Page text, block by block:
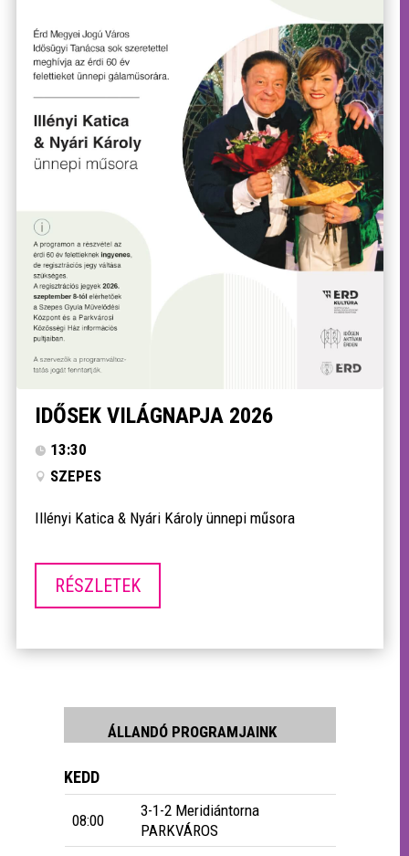
IDŐSEK VILÁGNAPJA 2026
13:30
SZEPES
Illényi Katica & Nyári Károly ünnepi műsora
RÉSZLETEK
ÁLLANDÓ PROGRAMJAINK
KEDD
08:00
3-1-2 Meridiántorna
PARKVÁROS